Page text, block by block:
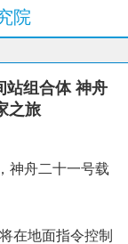
院
站组合体 神舟
之旅
神舟二十一号载
在地面指令控制